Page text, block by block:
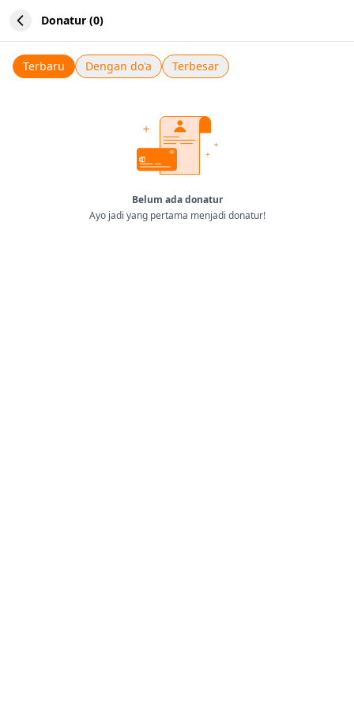
Donatur (0)
Terbaru Dengan do'a Terbesar
Belum ada donatur
Ayo jadi yang pertama menjadi donatur!